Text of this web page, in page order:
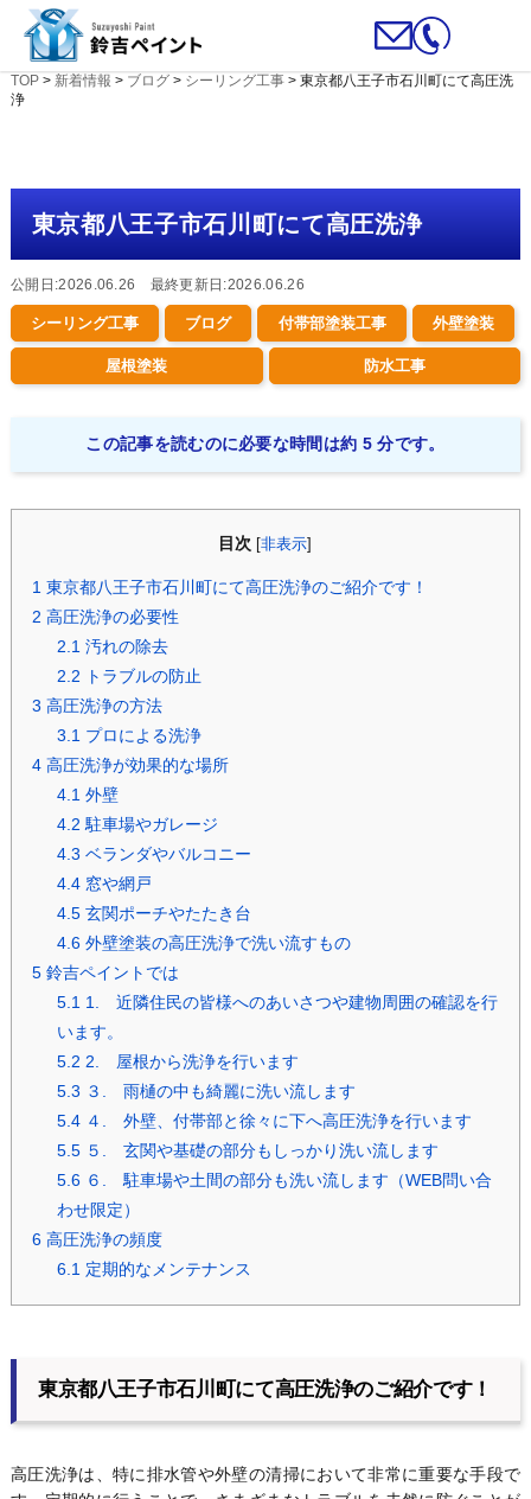
TOP> 新着情報 > ブログ> シーリング工事> 東京都八王子市石川町にて高圧洗
浄
東京都八王子市石川町にて高圧洗浄
公開日:2026.06.26 最終更新日:2026.06.26
シーリング工事 ブログ 付帯部塗装工事 外壁塗装
屋根塗装 防水工事
この記事を読むのに必要な時間は約 5 分です。
目次 [非表示
1 東京都八王子市石川町にて高圧洗浄のご紹介です！
2 高圧洗浄の必要性
2.1 汚れの除去
2.2 トラブルの防止
3 高圧洗浄の方法
3.1 プロによる洗浄
4高圧洗浄が効果的な場所
4.1 外壁
4.2 駐車場やガレージ
4.3 ベランダやバルコニー
4.4窓や網戸
4.5玄関ポーチやたたき台
4.6外壁塗装の高圧洗浄で洗い流すもの
5鈴吉ペイントでは
5.1 1. 近隣住民の皆様へのあいさつや建物周囲の確認を行
います。
5.2 2. 屋根から洗浄を行います
5.3 ３. 雨樋の中も綺麗に洗い流します
5.4４. 外壁、付帯部と徐々に下へ高圧洗浄を行います
5.5５. 玄関や基礎の部分もしっかり洗い流します
5.6６. 駐車場や土間の部分も洗い流します（WEB問い合
わせ限定）
6高圧洗浄の頻度
6.1 定期的なメンテナンス
東京都八王子市石川町にて高圧洗浄のご紹介です！
高圧洗浄は、特に排水管や外壁の清掃において非常に重要な手段で